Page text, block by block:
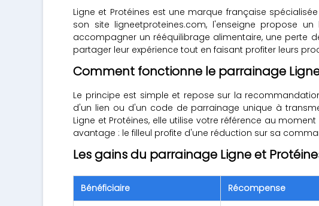
Ligne et Protéines est une marque française
son site ligneetproteines.com, l'enseigne propose
accompagner un rééquilibrage alimentaire, une perte
partager leur expérience tout en faisant profiter leurs
Comment fonctionne le parrainage
Le principe est simple et repose sur la
d'un lien ou d'un code de parrainage unique à
Ligne et Protéines, elle utilise votre référence au
avantage : le filleul profite d'une réduction sur sa
Les gains du parrainage Ligne et
Bénéficiaire Récompense